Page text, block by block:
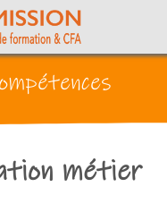
d’outils
métier